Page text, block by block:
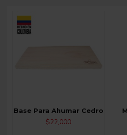
Base Para Ahumar Cedro
$22,000